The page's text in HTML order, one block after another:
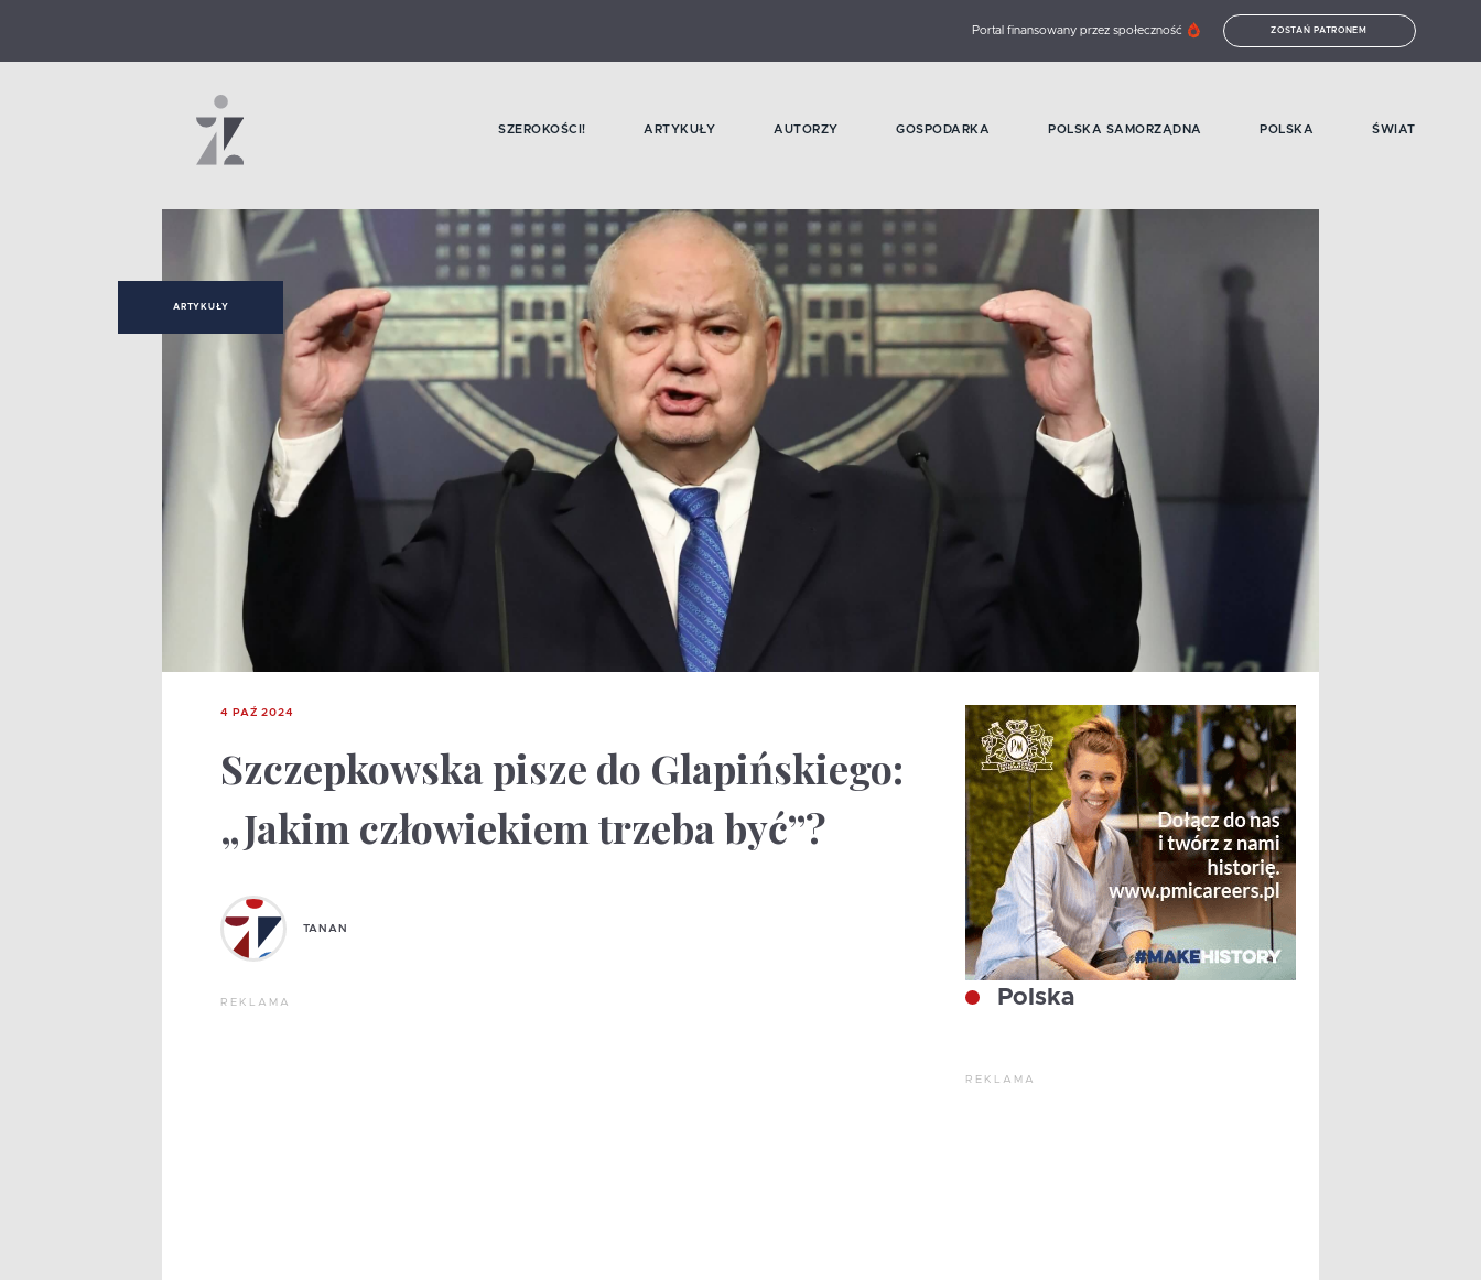
Portal finansowany przez społeczność ZOSTAŃ PATRONEM
SZEROKOŚCI! ARTYKUŁY AUTORZY GOSPODARKA POLSKA SAMORZĄDNA POLSKA ŚWIAT
ARTYKUŁY
4 PAŹ 2024
Szczepkowska pisze do Glapińskiego:
„Jakim człowiekiem trzeba być”?
TANAN
REKLAMA Polska
REKLAMA